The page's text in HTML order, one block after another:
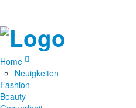
Home
Neuigkeiten
Fashion
Beauty